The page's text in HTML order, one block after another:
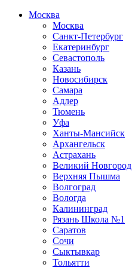
Москва
Москва
Санкт-Петербург
Екатеринбург
Севастополь
Казань
Новосибирск
Самара
Адлер
Тюмень
Уфа
Ханты-Мансийск
Архангельск
Астрахань
Великий Новгород
Верхняя Пышма
Волгоград
Вологда
Калининград
Рязань Школа №1
Саратов
Сочи
Сыктывкар
Тольятти